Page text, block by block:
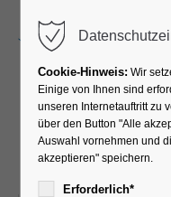
und Petra
Cookie-Hinweis: Wir
Einige von Ihnen sind
unseren Internetauftritt zu
über den Button "Alle
Auswahl vornehmen und
akzeptieren" speichern.
Erforderlich*